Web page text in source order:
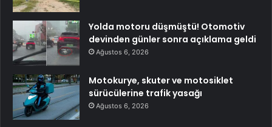
Yolda motoru düşmüştü! Otomotiv
devinden günler sonra açıklama geldi
Ağustos 6, 2026
Motokurye, skuter ve motosiklet
sürücülerine trafik yasağı
Ağustos 6, 2026